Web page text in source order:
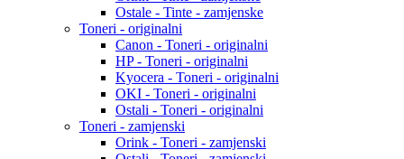
Ostale - Tinte - zamjenske
Toneri - originalni
Canon - Toneri - originalni
HP - Toneri - originalni
Kyocera - Toneri - originalni
OKI - Toneri - originalni
Ostali - Toneri - originalni
Toneri - zamjenski
Orink - Toneri - zamjenski